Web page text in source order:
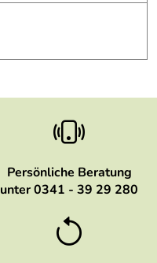
Persönliche Beratung
unter 0341 - 39 29 280